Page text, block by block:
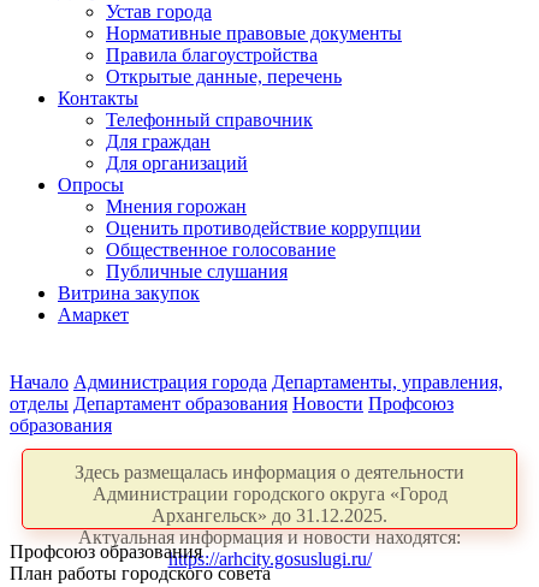
Устав города
Нормативные правовые документы
Правила благоустройства
Открытые данные, перечень
Контакты
Телефонный справочник
Для граждан
Для организаций
Опросы
Мнения горожан
Оценить противодействие коррупции
Общественное голосование
Публичные слушания
Витрина закупок
Амаркет
Начало Администрация города Департаменты, управления,
отделы Департамент образования Новости Профсоюз
образования
Здесь размещалась информация о деятельности
Администрации городского округа «Город
Архангельск» до 31.12.2025.
Актуальная информация и новости находятся:
https://arhcity.gosuslugi.ru/
Профсоюз образования
План работы городского совета